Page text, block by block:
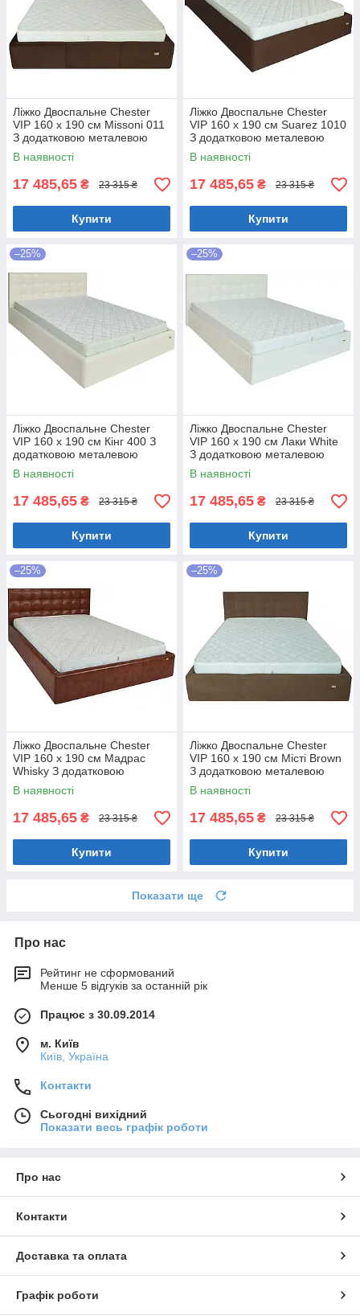
Ліжко Двоспальне Chester
VIP 160 х 190 см Missoni 011
З додатковою металевою
цільнозварною рамою
Темно-коричневий
В наявності
17 485,65 ₴ 23 315 ₴
Купити
Ліжко Двоспальне Chester
VIP 160 х 190 см Suarez 1010
З додатковою металевою
цільнозварною рамою
Коричневий
В наявності
17 485,65 ₴ 23 315 ₴
Купити
–25%
Ліжко Двоспальне Chester
VIP 160 х 190 см Кінг 400 З
додатковою металевою
цільнозварною рамою C1
Білий
В наявності
17 485,65 ₴ 23 315 ₴
Купити
–25%
Ліжко Двоспальне Chester
VIP 160 х 190 см Лаки White
З додатковою металевою
цільнозварною рамою Білий
В наявності
17 485,65 ₴ 23 315 ₴
Купити
–25%
Ліжко Двоспальне Chester
VIP 160 х 190 см Мадрас
Whisky З додатковою
металевою цільнозварною
рамою Коричневий
В наявності
17 485,65 ₴ 23 315 ₴
Купити
–25%
Ліжко Двоспальне Chester
VIP 160 х 190 см Місті Brown
З додатковою металевою
цільнозварною рамою
Коричневий
В наявності
17 485,65 ₴ 23 315 ₴
Купити
Показати ще
Про нас
Рейтинг не сформований
Менше 5 відгуків за останній рік
Працює з 30.09.2014
м. Київ
Київ, Україна
Контакти
Сьогодні вихідний
Показати весь графік роботи
Про нас
Контакти
Доставка та оплата
Графік роботи